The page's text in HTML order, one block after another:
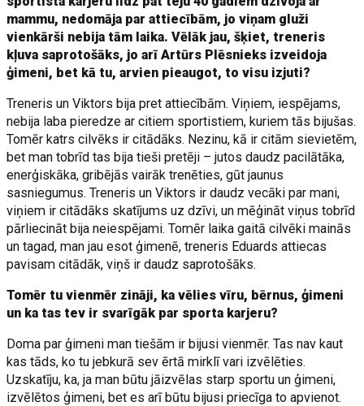
mammu, nedomāja par attiecībām, jo viņam gluži
vienkārši nebija tām laika. Vēlāk jau, šķiet, treneris
kļuva saprotošāks, jo arī Artūrs Plēsnieks izveidoja
ģimeni, bet kā tu, arvien pieaugot, to visu izjuti?
Treneris un Viktors bija pret attiecībām. Viņiem, iespējams,
nebija laba pieredze ar citiem sportistiem, kuriem tās bijušas.
Tomēr katrs cilvēks ir citādāks. Nezinu, kā ir citām sievietēm,
bet man tobrīd tas bija tieši pretēji – jutos daudz pacilātāka,
enerģiskāka, gribējās vairāk trenēties, gūt jaunus
sasniegumus. Treneris un Viktors ir daudz vecāki par mani,
viņiem ir citādāks skatījums uz dzīvi, un mēģināt viņus tobrīd
pārliecināt bija neiespējami. Tomēr laika gaitā cilvēki mainās
un tagad, man jau esot ģimenē, treneris Eduards attiecas
pavisam citādāk, viņš ir daudz saprotošāks.
Tomēr tu vienmēr zināji, ka vēlies vīru, bērnus, ģimeni
un ka tas tev ir svarīgāk par sporta karjeru?
Doma par ģimeni man tiešām ir bijusi vienmēr. Tas nav kaut
kas tāds, ko tu jebkurā sev ērtā mirklī vari izvēlēties.
Uzskatīju, ka, ja man būtu jāizvēlas starp sportu un ģimeni,
izvēlētos ģimeni, bet es arī būtu bijusi priecīga to apvienot.